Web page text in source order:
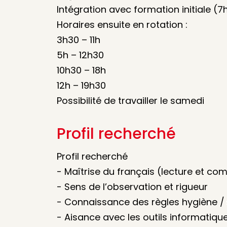
Intégration avec formation initiale
Horaires ensuite en rotation :
3h30 – 11h
5h – 12h30
10h30 – 18h
12h – 19h30
Possibilité de travailler le samedi
Profil recherché
Profil recherché
- Maîtrise du français (lecture et
- Sens de l’observation et rigueur
- Connaissance des règles hygiène
- Aisance avec les outils